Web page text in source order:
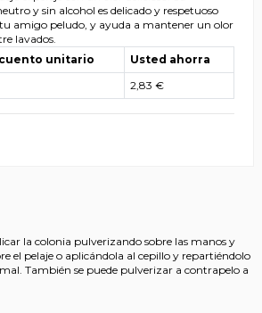
y sin alcohol es delicado y respetuoso
amigo peludo, y ayuda a mantener un olor
lavados.
unitario
Usted ahorra
2,83 €
la colonia pulverizando sobre las manos y
el pelaje o aplicándola al cepillo y repartiéndolo
También se puede pulverizar a contrapelo a